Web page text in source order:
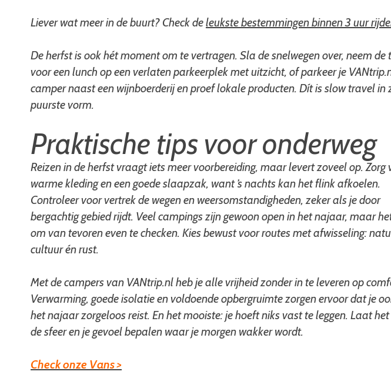
Liever wat meer in de buurt? Check deleukste bestemmingen binnen 3 uur
De herfst is ook hét moment om te vertragen. Sla de snelwegen over, neem de
voor een lunch op een verlaten parkeerplek met uitzicht, of parkeer je
camper naast een wijnboerderij en proef lokale producten. Dít is slow travel in
puurste vorm.
Praktische tips voor onderweg
Reizen in de herfst vraagt iets meer voorbereiding, maar levert zoveel op. Zorg
warme kleding en een goede slaapzak, want ’s nachts kan het flink afkoelen.
Controleer voor vertrek de wegen en weersomstandigheden, zeker als je door
bergachtig gebied rijdt. Veel campings zijn gewoon open in het najaar, maar
om van tevoren even te checken. Kies bewust voor routes met afwisseling:
cultuur én rust.
Met de campers van VANtrip.nl heb je alle vrijheid zonder in te leveren op
Verwarming, goede isolatie en voldoende opbergruimte zorgen ervoor dat je
het najaar zorgeloos reist. En het mooiste: je hoeft niks vast te leggen. Laat het
de sfeer en je gevoel bepalen waar je morgen wakker wordt.
Check onze Vans >